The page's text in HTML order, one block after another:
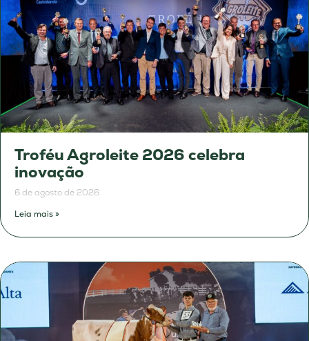
Troféu Agroleite 2026 celebra
inovação
6 de agosto de 2026
Leia mais »